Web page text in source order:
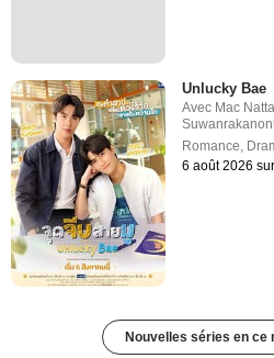
Unlucky Bae
Avec Mac
Romance,
6 août 2026
Nouvelles séries en ce